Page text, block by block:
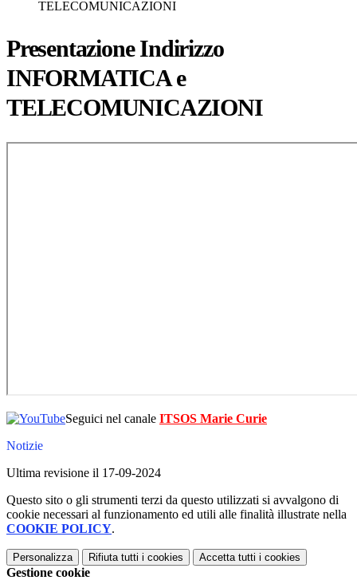
TELECOMUNICAZIONI
Presentazione Indirizzo
INFORMATICA e
TELECOMUNICAZIONI
Seguici nel canale ITSOS Marie Curie
Notizie
Ultima revisione il 17-09-2024
Questo sito o gli strumenti terzi da questo utilizzati si avvalgono di
cookie necessari al funzionamento ed utili alle finalità illustrate nella
COOKIE POLICY.
Personalizza Rifiuta tutti i cookies Accetta tutti i cookies
Gestione cookie